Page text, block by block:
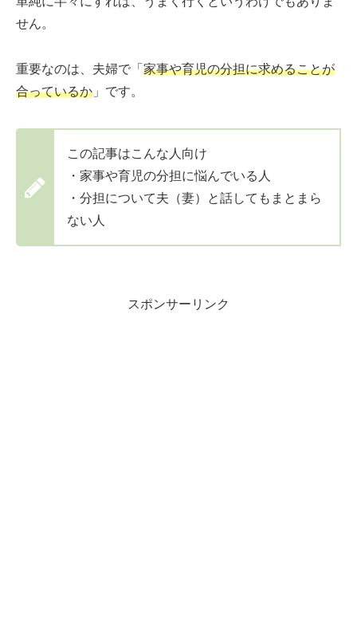
せん。
重要なのは、夫婦で「 家事や育児の分担に求めることが
合っているか 」です。
この記事はこんな人向け
・家事や育児の分担に悩んでいる人
・分担について夫（妻）と話してもまとまら
ない人
スポンサーリンク